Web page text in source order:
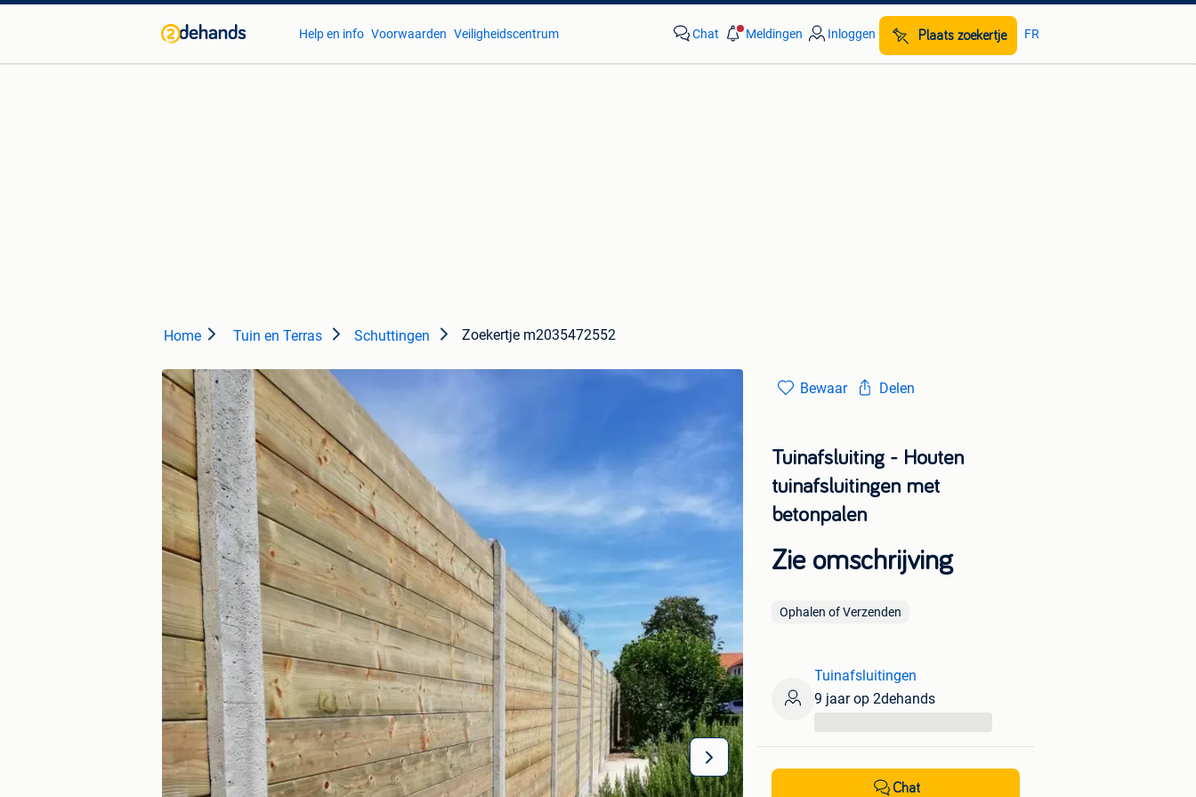
Help en info Voorwaarden Veiligheidscentrum Chat Meldingen Inloggen Plaats zoekertje FR
Home Tuin en Terras Schuttingen Zoekertje m2035472552
Bewaar Delen
Tuinafsluiting - Houten
tuinafsluitingen met
betonpalen
Zie omschrijving
Ophalen of Verzenden
Tuinafsluitingen
9 jaar op 2dehands
Chat